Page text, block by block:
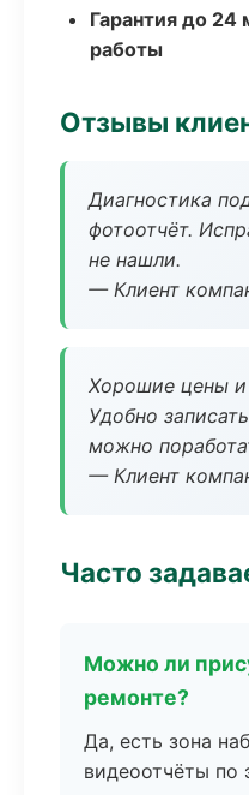
Гарантия до 24
работы
Отзывы
Диагностика
фотоотчёт.
не нашли.
— Клиент
Хорошие цены и
Удобно
можно
— Клиент
Часто
Можно ли
ремонте?
Да, есть зона
видеоотчёты по